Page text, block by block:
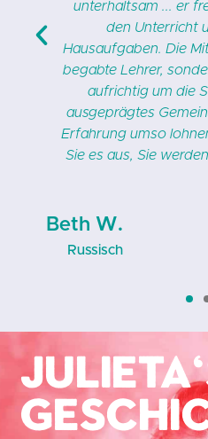
unterhaltsam ... er
den Unterricht
Hausaufgaben. Die
begabte Lehrer,
aufrichtig um die
ausgeprägtes
Erfahrung umso
Sie es aus, Sie
Beth W.
Russisch